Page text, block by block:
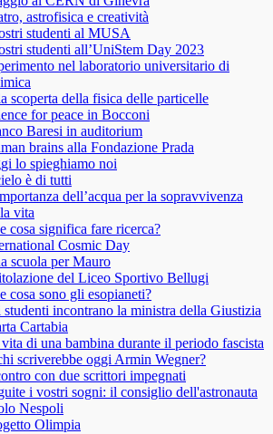
astrofisica e creatività
studenti al MUSA
studenti all’UniStem Day 2023
nel laboratorio universitario di
scoperta della fisica delle particelle
for peace in Bocconi
Baresi in auditorium
brains alla Fondazione Prada
lo spieghiamo noi
è di tutti
dell’acqua per la sopravvivenza
vita
cosa significa fare ricerca?
Cosmic Day
scuola per Mauro
del Liceo Sportivo Bellugi
cosa sono gli esopianeti?
incontrano la ministra della Giustizia
Cartabia
di una bambina durante il periodo fascista
scriverebbe oggi Armin Wegner?
con due scrittori impegnati
i vostri sogni: il consiglio dell'astronauta
Nespoli
Olimpia